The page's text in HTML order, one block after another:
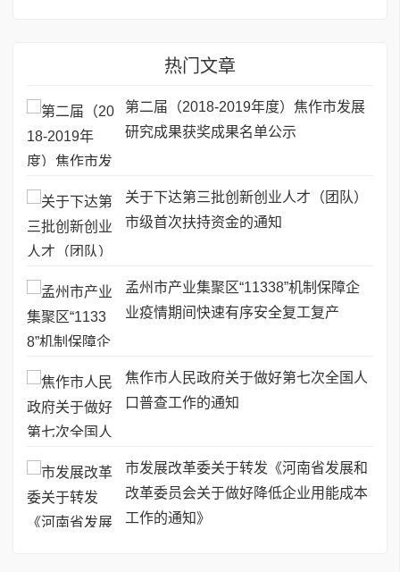
热门文章
第二届（2018-2019年度）焦作市发展
研究成果获奖成果名单公示
关于下达第三批创新创业人才（团队）
市级首次扶持资金的通知
孟州市产业集聚区“11338”机制保障企
业疫情期间快速有序安全复工复产
焦作市人民政府关于做好第七次全国人
口普查工作的通知
市发展改革委关于转发《河南省发展和
改革委员会关于做好降低企业用能成本
工作的通知》